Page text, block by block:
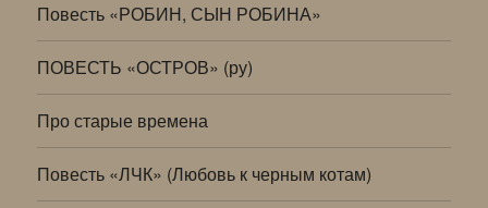
Повесть «РОБИН, СЫН РОБИНА»
ПОВЕСТЬ «ОСТРОВ» (ру)
Про старые времена
Повесть «ЛЧК» (Любовь к черным котам)